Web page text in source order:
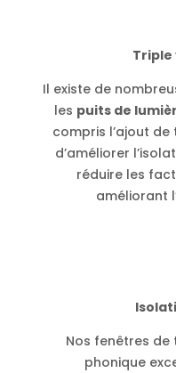
Triple
Il existe de
les puits de
compris l’ajout
d’améliorer
réduire les
améliorant
Nos fenêtres
phonique